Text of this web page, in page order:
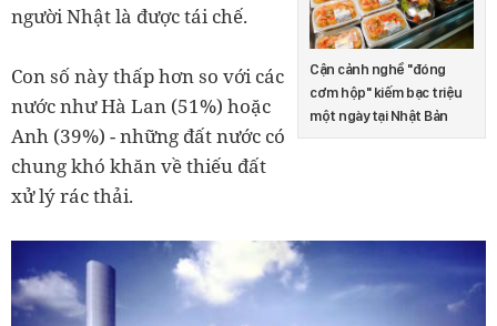
Cận cảnh nghề "đóng
cơm hộp" kiếm bạc triệu
một ngày tại Nhật Bản
người Nhật là được tái chế.
Con số này thấp hơn so với các
nước như Hà Lan (51%) hoặc
Anh (39%) - những đất nước có
chung khó khăn về thiếu đất
xử lý rác thải.